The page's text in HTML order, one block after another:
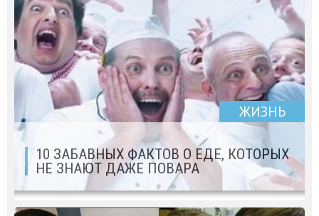
ЖИЗНЬ
10 ЗАБАВНЫХ ФАКТОВ О ЕДЕ, КОТОРЫХ
НЕ ЗНАЮТ ДАЖЕ ПОВАРА